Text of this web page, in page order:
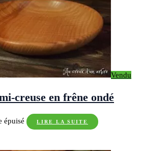
Vendu
creuse en frêne ondé
épuisé LIRE LA SUITE